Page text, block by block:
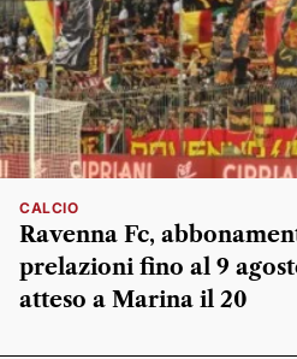
CALCIO
Ravenna Fc,
prelazioni fino al 9
atteso a Marina il 20